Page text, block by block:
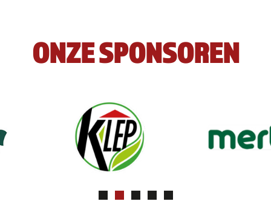
ONZE SPONSOREN